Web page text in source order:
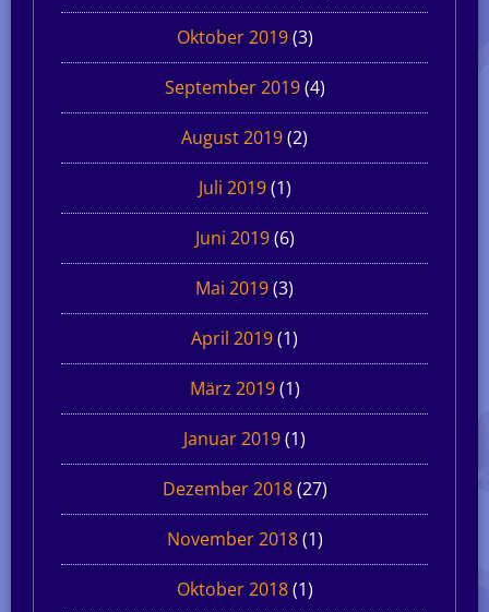
Oktober 2019(3)
September 2019(4)
August 2019(2)
Juli 2019(1)
Juni 2019(6)
Mai 2019(3)
April 2019(1)
März 2019(1)
Januar 2019(1)
Dezember 2018(27)
November 2018(1)
Oktober 2018(1)